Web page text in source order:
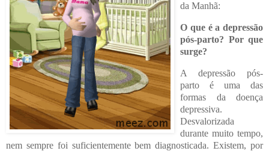
da Manhã:
O que é a depressão
pós-parto? Por que
surge?
A depressão pós-
parto é uma das
formas da doença
depressiva.
Desvalorizada
durante muito tempo,
nem sempre foi suficientemente bem diagnosticada. Existem, por